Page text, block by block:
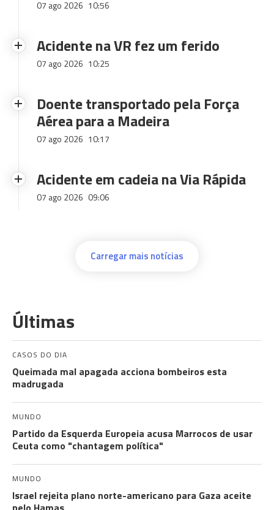
07 ago 2026 10:56
Acidente na VR fez um ferido
07 ago 2026 10:25
Doente transportado pela Força
Aérea para a Madeira
07 ago 2026 10:17
Acidente em cadeia na Via Rápida
07 ago 2026 09:06
Carregar mais notícias
Últimas
CASOS DO DIA
Queimada mal apagada acciona bombeiros esta
madrugada
MUNDO
Partido da Esquerda Europeia acusa Marrocos de usar
Ceuta como "chantagem política"
MUNDO
Israel rejeita plano norte-americano para Gaza aceite